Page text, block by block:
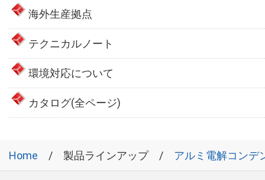
海外生産拠点
テクニカルノート
環境対応について
カタログ(全ページ)
Home 製品ラインアップ アルミ電解コンデ